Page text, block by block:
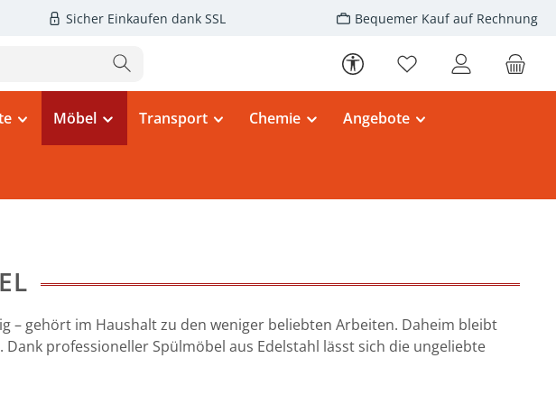
Sicher Einkaufen dank SSL Bequemer Kauf auf Rechnung
Werkzeugleiste anzeigen
Du hast 0 Produkte
Möbel Transport Chemie Angebote
– gehört im Haushalt zu den weniger beliebten Arbeiten. Daheim bleibt
professioneller Spülmöbel aus Edelstahl lässt sich die ungeliebte